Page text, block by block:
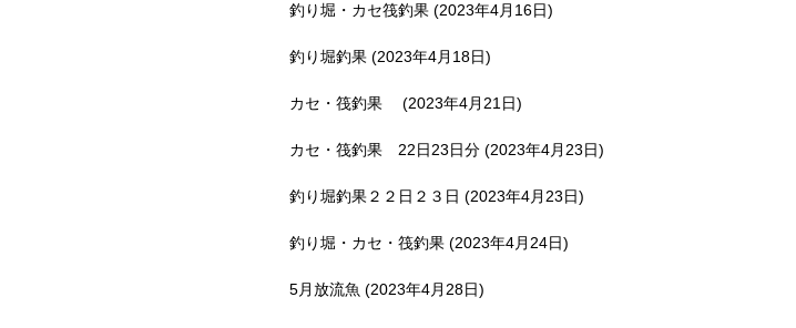
釣り堀・カセ筏釣果 (2023年4月16日)
釣り堀釣果 (2023年4月18日)
カセ・筏釣果 (2023年4月21日)
カセ・筏釣果 22日23日分 (2023年4月23日)
釣り堀釣果２２日２３日 (2023年4月23日)
釣り堀・カセ・筏釣果 (2023年4月24日)
5月放流魚 (2023年4月28日)